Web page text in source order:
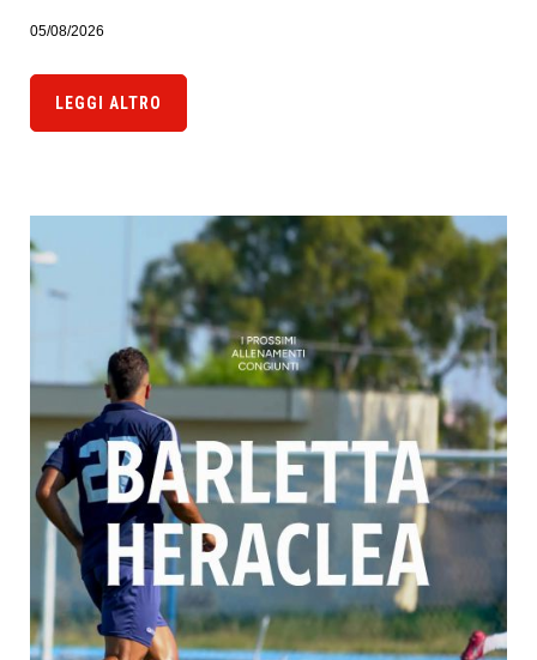
05/08/2026
LEGGI ALTRO